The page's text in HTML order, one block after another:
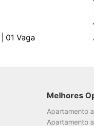
01 Vaga
Melhores
Apartamento
Apartamento